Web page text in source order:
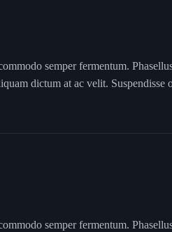
semper fermentum.
dictum at ac velit.
semper fermentum.